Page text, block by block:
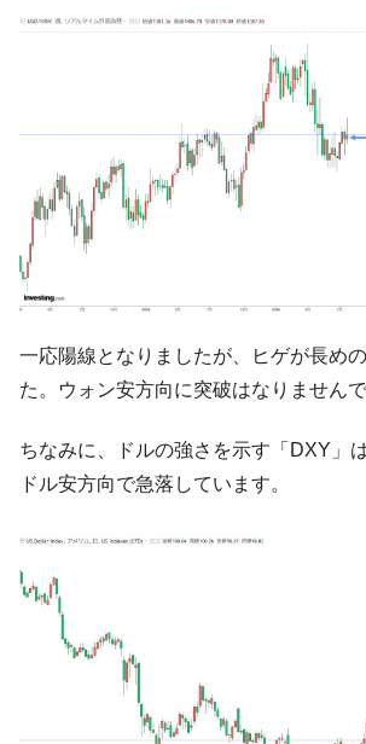
韓国『国民年金公団』株
韓国政府「ニセＫ-ブラ
ャンペーン」⇒ あの名物教授も登場！
『Money1』
韓国「橋が落ちました」
ぎ」では。
『Money1』
韓国鉄鋼最大手『
『Money1』
米国下院「韓国の公務員
にぶん殴る法案」提出！⇒ クーパン問題
する差別。許してはおかぬ
『Money1』
韓国半導体『SKハイニッ
『Money1』
韓国･加徳島新国際空港
『Money1』
【速報】韓国株式市場の
日(水)もサイドカー・サーキットブレイ
発動！
IT産業は人を雇用する効
半分未満しか雇用を生まない
一応陽線となりましたが、ヒゲが長め
た。ウォン安方向に突破はなりませんで
ちなみに、ドルの強さを示す「DXY」
ドル安方向で急落しています。